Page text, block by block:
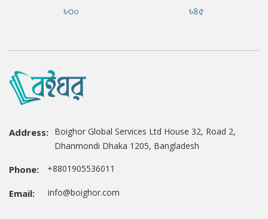
৳৩০ ৳৪৫
Address: Boighor Global Services Ltd House 32, Road 2,
Dhanmondi Dhaka 1205, Bangladesh
Phone: +8801905536011
Email: info@boighor.com